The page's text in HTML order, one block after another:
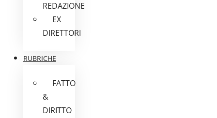
REDAZIONE
EX
DIRETTORI
RUBRICHE
FATTO
&
DIRITTO